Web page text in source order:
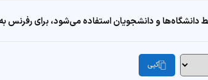
و دانشجویان استفاده می‌شود، برای رفرنس
کپی